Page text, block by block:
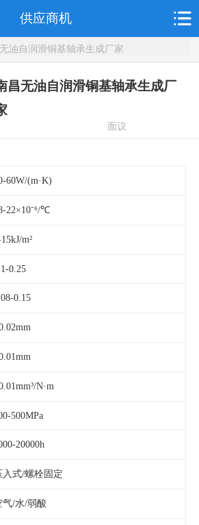
供应商机
油自润滑铜基轴承生成厂家
昌无油自润滑铜基轴承生成厂
面议
60W/(m·K)
22×10⁻⁶/℃
m²
0.25
0.15
N·m
500MPa
20000h
入式/螺栓固定
气/水/弱酸